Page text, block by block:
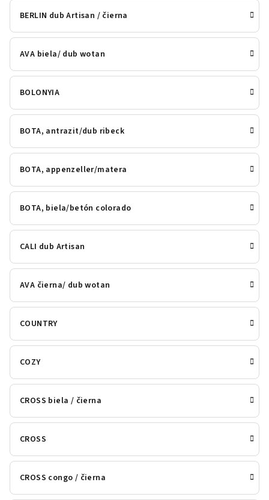
BERLIN dub Artisan / čierna
AVA biela/ dub wotan
BOLONYIA
BOTA, antrazit/dub ribeck
BOTA, appenzeller/matera
BOTA, biela/betón colorado
CALI dub Artisan
AVA čierna/ dub wotan
COUNTRY
COZY
CROSS biela / čierna
CROSS
CROSS congo / čierna